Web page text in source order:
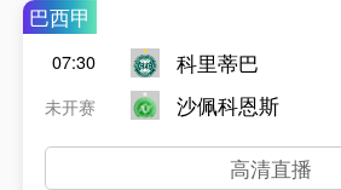
巴西甲
07:30
未开赛
科里蒂巴
沙佩科恩斯
高清直播